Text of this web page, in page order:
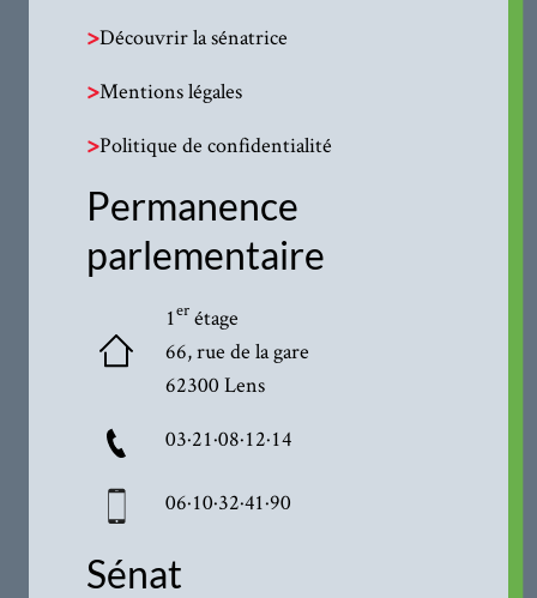
>Découvrir la sénatrice
>Mentions légales
>Politique de confidentialité
Permanence
parlementaire
1erétage
66, rue de la gare
62300 Lens
03·21·08·12·14
06·10·32·41·90
Sénat